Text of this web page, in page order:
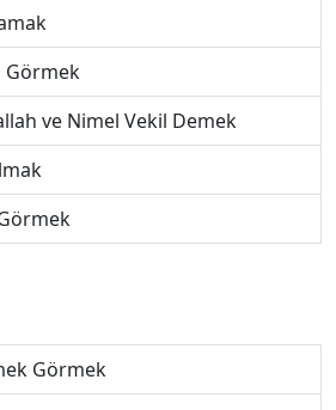
Görmek
ve Nimel Vekil Demek
Görmek